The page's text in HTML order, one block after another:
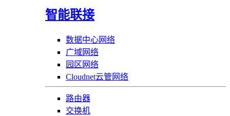
智能联接
数据中心网络
广域网络
园区网络
Cloudnet云管网络
路由器
交换机